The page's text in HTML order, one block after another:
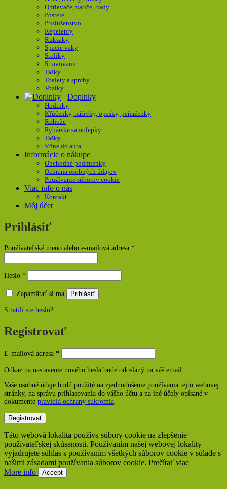
Ohrievače, variče, riady
Postele
Príslušenstvo
Repelenty
Ruksaky
Spacie vaky
Stolíky
Stravovanie
Tašky
Toalety a sprchy
Vozíky
Doplnky
Hodinky
Kľúčenky, nášivky, opasky, peňaženky
Rohože
Rybárske samolepky
Tašky
Vône do auta
Informácie o nákupe
Obchodné podmienky
Ochrana osobných údajov
Používanie súborov cookie
Viac info o nás
Kontakt
Môj účet
Prihlásiť
Používateľské meno alebo e-mailová adresa *
Heslo *
Zapamätať si ma Prihlásiť
Stratili ste heslo?
Registrovať
E-mailová adresa * Povinné
Odkaz na nastavenie nového hesla bude odoslaný na váš email.
Vaše osobné údaje budú použité na zjednodušenie používania tejto webovej
stránky, na správu prihlasovania do vášho účtu a na iné účely opísané v
dokumente pravidlá ochrany súkromia
Registrovať
Táto webová lokalita používa súbory cookie na zlepšenie
používateľskej skúsenosti. Používaním našej webovej lokality
vyjadrujete súhlas s používaním všetkých súborov cookie v súlade s
našimi zásadami používania súborov cookie. Prečítať viac
More info
Accept